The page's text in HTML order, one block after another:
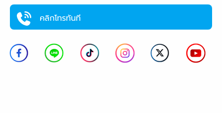
คลิกโทรทันที